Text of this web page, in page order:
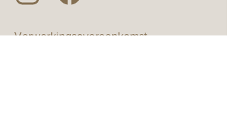
Verwerkingsovereenkomst